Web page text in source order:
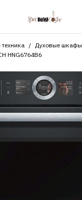
Духовые шкафы
HNG6764B6